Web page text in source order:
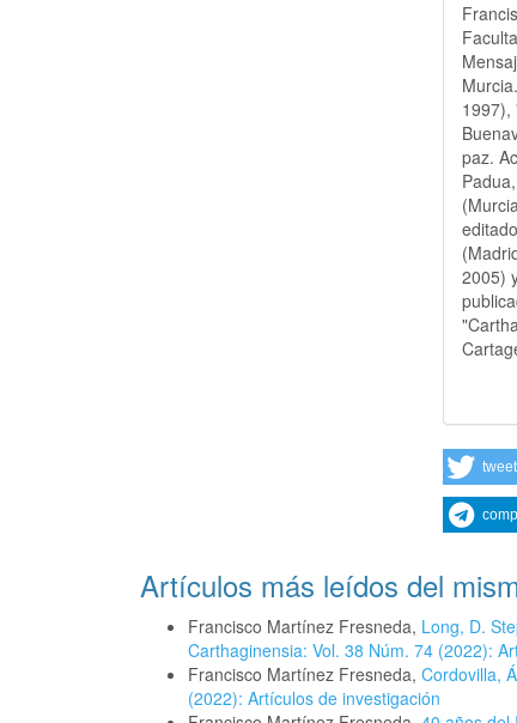
1997),
paz.
2005)
tweet
Artículos más leídos del
Francisco Martínez Fresneda, Long, D.
Carthaginensia: Vol. 38 Núm. 74 (2022):
Francisco Martínez Fresneda, Cordovilla,
(2022): Artículos de investigación